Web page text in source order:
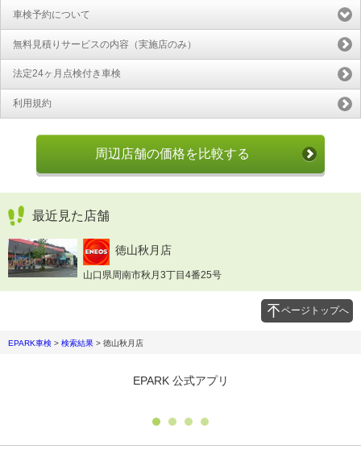
車検予約について
無料見積りサービスの内容（実施店のみ）
法定24ヶ月点検付き車検
利用規約
周辺店舗の価格を比較する
最近見た店舗
徳山秋月店
山口県周南市秋月3丁目4番25号
ページトップへ
EPARK車検 > 検索結果 > 徳山秋月店